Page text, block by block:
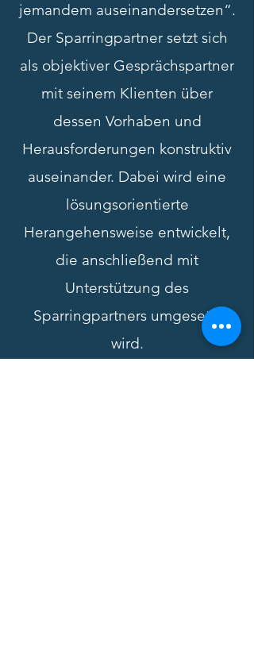
jemandem auseinandersetzen“.
Der Sparringpartner setzt sich
als objektiver Gesprächspartner
mit seinem Klienten über
dessen Vorhaben und
Herausforderungen konstruktiv
auseinander. Dabei wird eine
lösungsorientierte
Herangehensweise entwickelt,
die anschließend mit
Unterstützung des
Sparringpartners umgesetzt
wird.